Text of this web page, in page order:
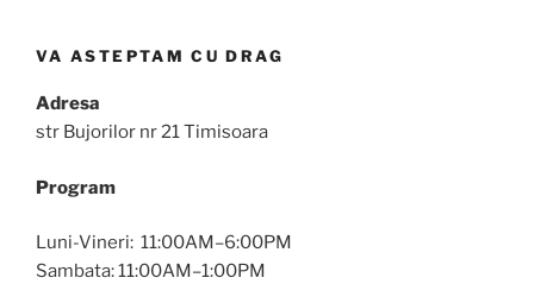
VA ASTEPTAM CU DRAG
Adresa
str Bujorilor nr 21 Timisoara
Program
Luni-Vineri: 11:00AM–6:00PM
Sambata: 11:00AM–1:00PM